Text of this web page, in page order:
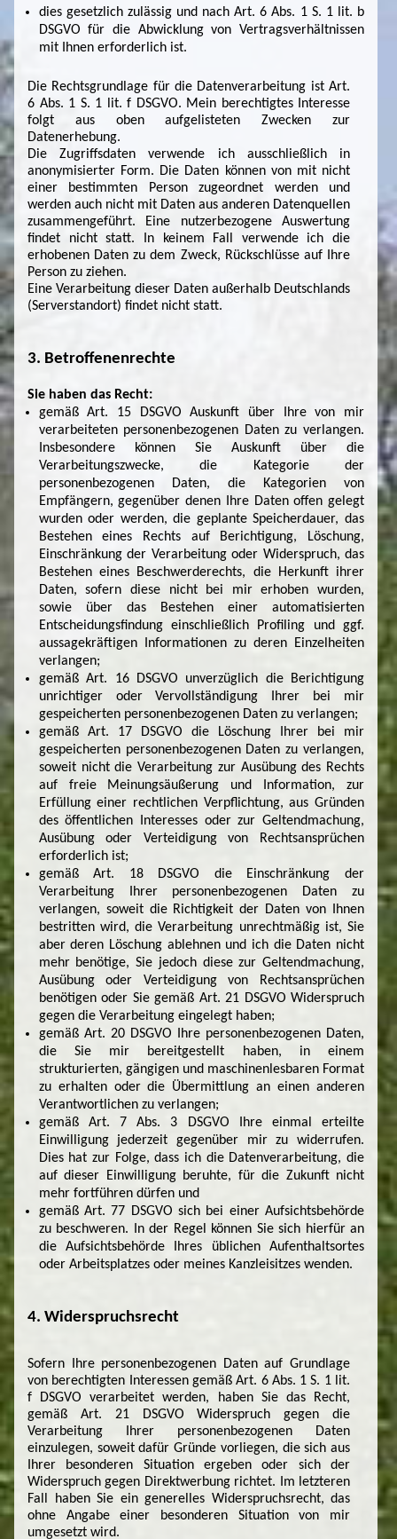
dies gesetzlich zulässig und nach Art. 6 Abs. 1 S. 1 lit. b
DSGVO für die Abwicklung von Vertragsverhältnissen
mit Ihnen erforderlich ist.
Die Rechtsgrundlage für die Datenverarbeitung ist Art.
6 Abs. 1 S. 1 lit. f DSGVO. Mein berechtigtes Interesse
folgt aus oben aufgelisteten Zwecken zur
Datenerhebung.
Die Zugriffsdaten verwende ich ausschließlich in
anonymisierter Form. Die Daten können von mit nicht
einer bestimmten Person zugeordnet werden und
werden auch nicht mit Daten aus anderen Datenquellen
zusammengeführt. Eine nutzerbezogene Auswertung
findet nicht statt. In keinem Fall verwende ich die
erhobenen Daten zu dem Zweck, Rückschlüsse auf Ihre
Person zu ziehen.
Eine Verarbeitung dieser Daten außerhalb Deutschlands
(Serverstandort) findet nicht statt.
3. Betroffenenrechte
Sie haben das Recht:
gemäß Art. 15 DSGVO Auskunft über Ihre von mir
verarbeiteten personenbezogenen Daten zu verlangen.
Insbesondere können Sie Auskunft über die
Verarbeitungszwecke, die Kategorie der
personenbezogenen Daten, die Kategorien von
Empfängern, gegenüber denen Ihre Daten offen gelegt
wurden oder werden, die geplante Speicherdauer, das
Bestehen eines Rechts auf Berichtigung, Löschung,
Einschränkung der Verarbeitung oder Widerspruch, das
Bestehen eines Beschwerderechts, die Herkunft ihrer
Daten, sofern diese nicht bei mir erhoben wurden,
sowie über das Bestehen einer automatisierten
Entscheidungsfindung einschließlich Profiling und ggf.
aussagekräftigen Informationen zu deren Einzelheiten
verlangen;
gemäß Art. 16 DSGVO unverzüglich die Berichtigung
unrichtiger oder Vervollständigung Ihrer bei mir
gespeicherten personenbezogenen Daten zu verlangen;
gemäß Art. 17 DSGVO die Löschung Ihrer bei mir
gespeicherten personenbezogenen Daten zu verlangen,
soweit nicht die Verarbeitung zur Ausübung des Rechts
auf freie Meinungsäußerung und Information, zur
Erfüllung einer rechtlichen Verpflichtung, aus Gründen
des öffentlichen Interesses oder zur Geltendmachung,
Ausübung oder Verteidigung von Rechtsansprüchen
erforderlich ist;
gemäß Art. 18 DSGVO die Einschränkung der
Verarbeitung Ihrer personenbezogenen Daten zu
verlangen, soweit die Richtigkeit der Daten von Ihnen
bestritten wird, die Verarbeitung unrechtmäßig ist, Sie
aber deren Löschung ablehnen und ich die Daten nicht
mehr benötige, Sie jedoch diese zur Geltendmachung,
Ausübung oder Verteidigung von Rechtsansprüchen
benötigen oder Sie gemäß Art. 21 DSGVO Widerspruch
gegen die Verarbeitung eingelegt haben;
gemäß Art. 20 DSGVO Ihre personenbezogenen Daten,
die Sie mir bereitgestellt haben, in einem
strukturierten, gängigen und maschinenlesbaren Format
zu erhalten oder die Übermittlung an einen anderen
Verantwortlichen zu verlangen;
gemäß Art. 7 Abs. 3 DSGVO Ihre einmal erteilte
Einwilligung jederzeit gegenüber mir zu widerrufen.
Dies hat zur Folge, dass ich die Datenverarbeitung, die
auf dieser Einwilligung beruhte, für die Zukunft nicht
mehr fortführen dürfen und
gemäß Art. 77 DSGVO sich bei einer Aufsichtsbehörde
zu beschweren. In der Regel können Sie sich hierfür an
die Aufsichtsbehörde Ihres üblichen Aufenthaltsortes
oder Arbeitsplatzes oder meines Kanzleisitzes wenden.
4. Widerspruchsrecht
Sofern Ihre personenbezogenen Daten auf Grundlage
von berechtigten Interessen gemäß Art. 6 Abs. 1 S. 1 lit.
f DSGVO verarbeitet werden, haben Sie das Recht,
gemäß Art. 21 DSGVO Widerspruch gegen die
Verarbeitung Ihrer personenbezogenen Daten
einzulegen, soweit dafür Gründe vorliegen, die sich aus
Ihrer besonderen Situation ergeben oder sich der
Widerspruch gegen Direktwerbung richtet. Im letzteren
Fall haben Sie ein generelles Widerspruchsrecht, das
ohne Angabe einer besonderen Situation von mir
umgesetzt wird.